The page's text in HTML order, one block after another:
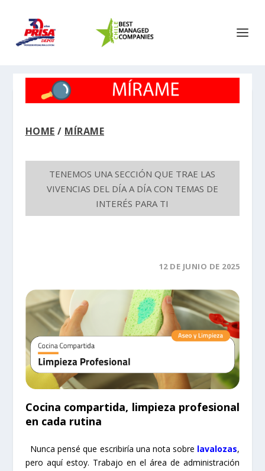
HOME / MÍRAME
TENEMOS UNA SECCIÓN QUE TRAE LAS
VIVENCIAS DEL DÍA A DÍA CON TEMAS DE
INTERÉS PARA TI
12 DE JUNIO DE 2025
Cocina compartida, limpieza profesional
en cada rutina
Nunca pensé que escribiría una nota sobre lavalozas,
pero aquí estoy. Trabajo en el área de administración